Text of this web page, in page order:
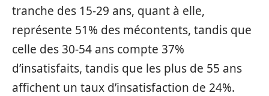
tranche des 15-29 ans, quant à elle,
représente 51% des mécontents, tandis que
celle des 30-54 ans compte 37%
d’insatisfaits, tandis que les plus de 55 ans
affichent un taux d’insatisfaction de 24%.